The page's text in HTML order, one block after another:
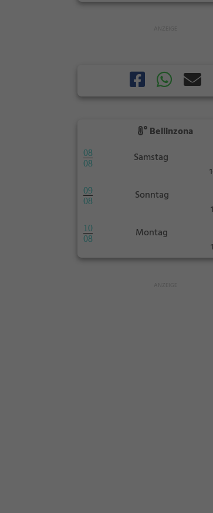
Bellinzona
08
08
Samstag
09
08
Sonntag
10
08
Montag